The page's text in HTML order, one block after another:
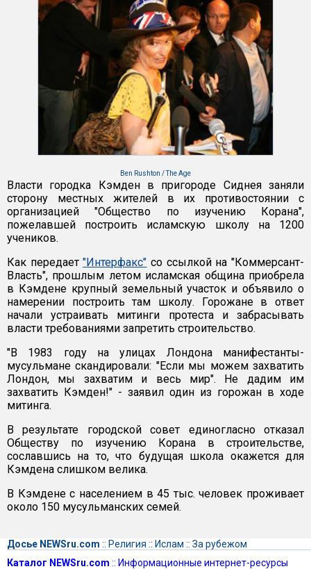
Ben Rushton / The Age
Власти городка Кэмден в пригороде Сиднея заняли
сторону местных жителей в их противостоянии с
организацией "Общество по изучению Корана",
пожелавшей построить исламскую школу на 1200
учеников.
Как передает"Интерфакс" со ссылкой на "Коммерсант-
Власть", прошлым летом исламская община приобрела
в Кэмдене крупный земельный участок и объявило о
намерении построить там школу. Горожане в ответ
начали устраивать митинги протеста и забрасывать
власти требованиями запретить строительство.
"В 1983 году на улицах Лондона манифестанты-
мусульмане скандировали: "Если мы можем захватить
Лондон, мы захватим и весь мир". Не дадим им
захватить Кэмден!" - заявил один из горожан в ходе
митинга.
В результате городской совет единогласно отказал
Обществу по изучению Корана в строительстве,
сославшись на то, что будущая школа окажется для
Кэмдена слишком велика.
В Кэмдене с населением в 45 тыс. человек проживает
около 150 мусульманских семей.
Досье NEWSru.com :: Религия :: Ислам :: За рубежом
Каталог NEWSru.com :: Информационные интернет-ресурсы